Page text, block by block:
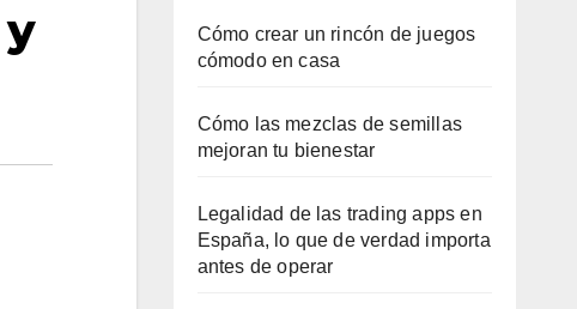
Cómo crear un rincón de juegos
cómodo en casa
Cómo las mezclas de semillas
mejoran tu bienestar
Legalidad de las trading apps en
España, lo que de verdad importa
antes de operar